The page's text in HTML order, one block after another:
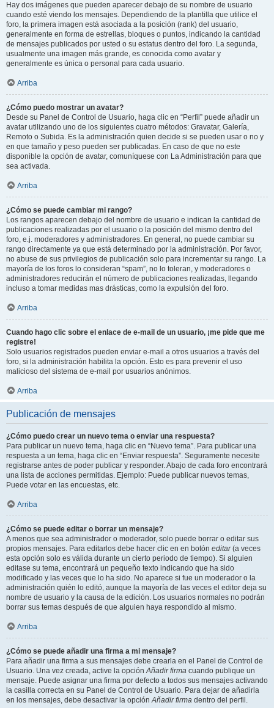
Hay dos imágenes que pueden aparecer debajo de su nombre de usuario
cuando esté viendo los mensajes. Dependiendo de la plantilla que utilice el
foro, la primera imagen está asociada a la posición (rank) del usuario,
generalmente en forma de estrellas, bloques o puntos, indicando la cantidad
de mensajes publicados por usted o su estatus dentro del foro. La segunda,
usualmente una imagen más grande, es conocida como avatar y
generalmente es única o personal para cada usuario.
Arriba
¿Cómo puedo mostrar un avatar?
Desde su Panel de Control de Usuario, haga clic en “Perfil” puede añadir un
avatar utilizando uno de los siguientes cuatro métodos: Gravatar, Galería,
Remoto o Subida. Es la administración quien decide si se pueden usar o no y
en que tamaño y peso pueden ser publicadas. En caso de que no este
disponible la opción de avatar, comuníquese con La Administración para que
sea activada.
Arriba
¿Cómo se puede cambiar mi rango?
Los rangos aparecen debajo del nombre de usuario e indican la cantidad de
publicaciones realizadas por el usuario o la posición del mismo dentro del
foro, e.j. moderadores y administradores. En general, no puede cambiar su
rango directamente ya que está determinado por la administración. Por favor,
no abuse de sus privilegios de publicación solo para incrementar su rango. La
mayoría de los foros lo consideran “spam”, no lo toleran, y moderadores o
administradores reducirán el número de publicaciones realizadas, llegando
incluso a tomar medidas mas drásticas, como la expulsión del foro.
Arriba
Cuando hago clic sobre el enlace de e-mail de un usuario, ¡me pide que me
registre!
Solo usuarios registrados pueden enviar e-mail a otros usuarios a través del
foro, si la administración habilita la opción. Esto es para prevenir el uso
malicioso del sistema de e-mail por usuarios anónimos.
Arriba
Publicación de mensajes
¿Cómo puedo crear un nuevo tema o enviar una respuesta?
Para publicar un nuevo tema, haga clic en “Nuevo tema”. Para publicar una
respuesta a un tema, haga clic en “Enviar respuesta”. Seguramente necesite
registrarse antes de poder publicar y responder. Abajo de cada foro encontrará
una lista de acciones permitidas. Ejemplo: Puede publicar nuevos temas,
Puede votar en las encuestas, etc.
Arriba
¿Cómo se puede editar o borrar un mensaje?
A menos que sea administrador o moderador, solo puede borrar o editar sus
propios mensajes. Para editarlos debe hacer clic en en botón editar(a veces
esta opción solo es válida durante un cierto periodo de tiempo). Si alguien
editase su tema, encontrará un pequeño texto indicando que ha sido
modificado y las veces que lo ha sido. No aparece si fue un moderador o la
administración quién lo editó, aunque la mayoría de las veces el editor deja su
nombre de usuario y la causa de la edición. Los usuarios normales no podrán
borrar sus temas después de que alguien haya respondido al mismo.
Arriba
¿Cómo se puede añadir una firma a mi mensaje?
Para añadir una firma a sus mensajes debe crearla en el Panel de Control de
Usuario. Una vez creada, active la opciónAñadir firma cuando publique un
mensaje. Puede asignar una firma por defecto a todos sus mensajes activando
la casilla correcta en su Panel de Control de Usuario. Para dejar de añadirla
en los mensajes, debe desactivar la opciónAñadir firma dentro del perfil.